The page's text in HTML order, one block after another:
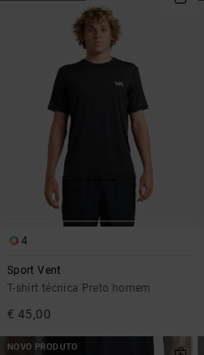
4
Sport Vent
T-shirt técnica Preto homem
€ 45,00
NOVO PRODUTO